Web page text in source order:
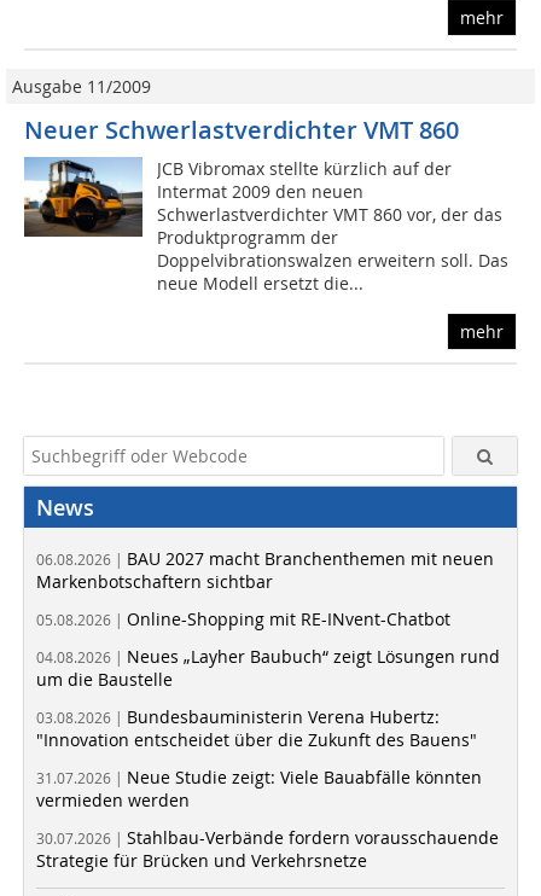
mehr
Ausgabe 11/2009
Neuer Schwerlastverdichter VMT 860
JCB Vibromax stellte kürzlich auf der
Intermat 2009 den neuen
Schwerlastverdichter VMT 860 vor, der das
Produktprogramm der
Doppelvibrationswalzen erweitern soll. Das
neue Modell ersetzt die...
mehr
News
06.08.2026 | BAU 2027 macht Branchenthemen mit neuen
Markenbotschaftern sichtbar
05.08.2026 | Online-Shopping mit RE-INvent-Chatbot
04.08.2026 | Neues „Layher Baubuch“ zeigt Lösungen rund
um die Baustelle
03.08.2026 | Bundesbauministerin Verena Hubertz:
"Innovation entscheidet über die Zukunft des Bauens"
31.07.2026 | Neue Studie zeigt: Viele Bauabfälle könnten
vermieden werden
30.07.2026 | Stahlbau-Verbände fordern vorausschauende
Strategie für Brücken und Verkehrsnetze